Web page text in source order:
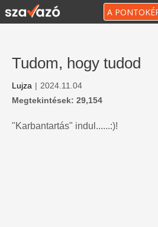
A
Tudom, hogy tudod
Lujza | 2024.11.04
Megtekintések: 29,154
"Karbantartás" indul......:)!